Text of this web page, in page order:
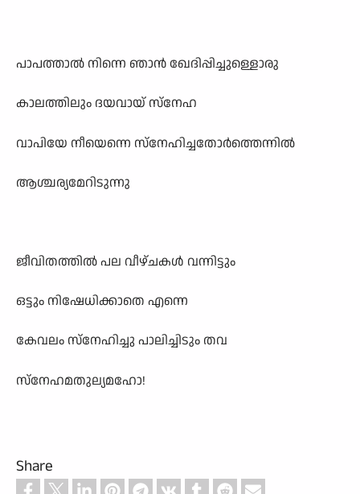
പാപത്താൽ നിന്നെ ഞാൻ ഖേദിപ്പിച്ചുള്ളൊരു
കാലത്തിലും ദയവായ് സ്നേഹ
വാപിയേ നീയെന്നെ സ്നേഹിച്ചതോർത്തെന്നിൽ
ആശ്ചര്യമേറിടുന്നു
ജീവിതത്തിൽ പല വീഴ്ചകൾ വന്നിട്ടും
ഒട്ടും നിഷേധിക്കാതെ എന്നെ
കേവലം സ്നേഹിച്ചു പാലിച്ചിടും തവ
സ്നേഹമതുല്യമഹോ!
Share